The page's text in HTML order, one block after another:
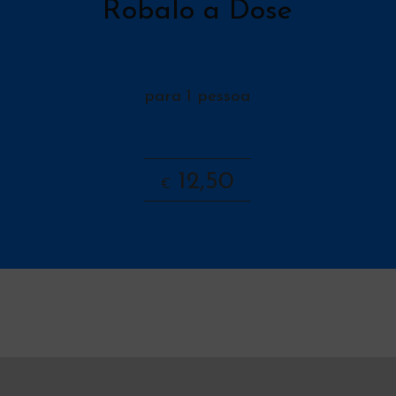
€ 12,50
para 1 pessoa
Robalo a Dose